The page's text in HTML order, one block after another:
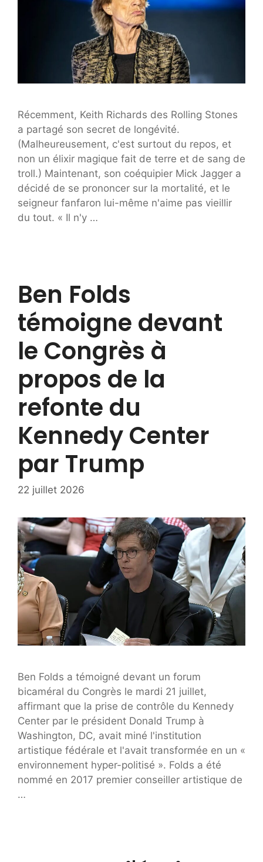
Récemment, Keith Richards des Rolling Stones
a partagé son secret de longévité.
(Malheureusement, c'est surtout du repos, et
non un élixir magique fait de terre et de sang de
troll.) Maintenant, son coéquipier Mick Jagger a
décidé de se prononcer sur la mortalité, et le
seigneur fanfaron lui-même n'aime pas vieillir
du tout. « Il n'y …
Ben Folds
témoigne devant
le Congrès à
propos de la
refonte du
Kennedy Center
par Trump
22 juillet 2026
Ben Folds a témoigné devant un forum
bicaméral du Congrès le mardi 21 juillet,
affirmant que la prise de contrôle du Kennedy
Center par le président Donald Trump à
Washington, DC, avait miné l'institution
artistique fédérale et l'avait transformée en un «
environnement hyper-politisé ». Folds a été
nommé en 2017 premier conseiller artistique de
…